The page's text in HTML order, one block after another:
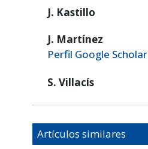
J. Kastillo
J. Martínez
Perfil Google Scholar
S. Villacís
Artículos similares